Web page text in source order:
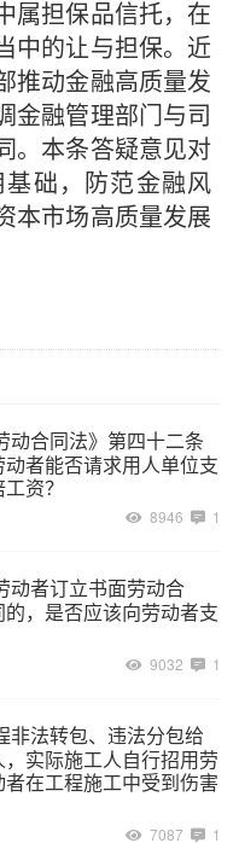
属担保品信托，在
中的让与担保。近
推动金融高质量发
金融管理部门与司
。本条答疑意见对
础，防范金融风
本市场高质量发展
动合同法》第四十二条
者能否请求用人单位支
资？
8946 1
动者订立书面劳动合
，是否应该向劳动者支
9032 1
非法转包、违法分包给
实际施工人自行招用劳
在工程施工中受到伤害
7087 1